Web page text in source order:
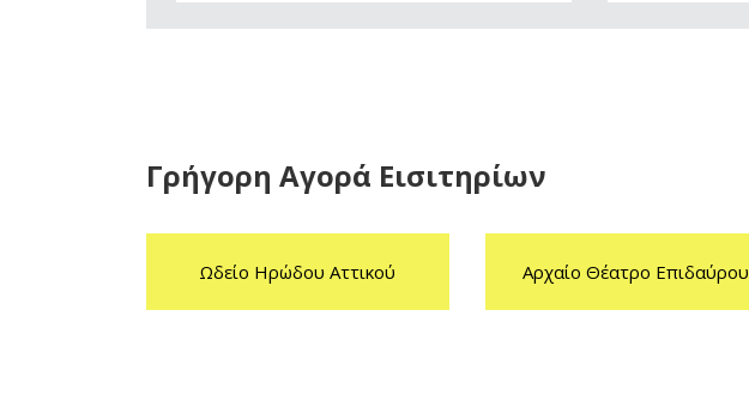
Γρήγορη Αγορά Εισιτηρίων
Ωδείο Ηρώδου Αττικού Αρχαίο Θέατρο Επιδαύρου